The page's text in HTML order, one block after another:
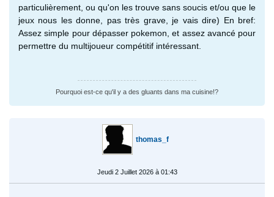
particulièrement, ou qu'on les trouve sans soucis et/ou que le
jeux nous les donne, pas très grave, je vais dire) En bref:
Assez simple pour dépasser pokemon, et assez avancé pour
permettre du multijoueur compétitif intéressant.
Pourquoi est-ce qu'il y a des gluants dans ma cuisine!?
thomas_f
Jeudi 2 Juillet 2026 à 01:43